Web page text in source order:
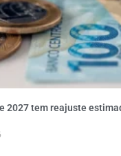
2027 tem reajuste